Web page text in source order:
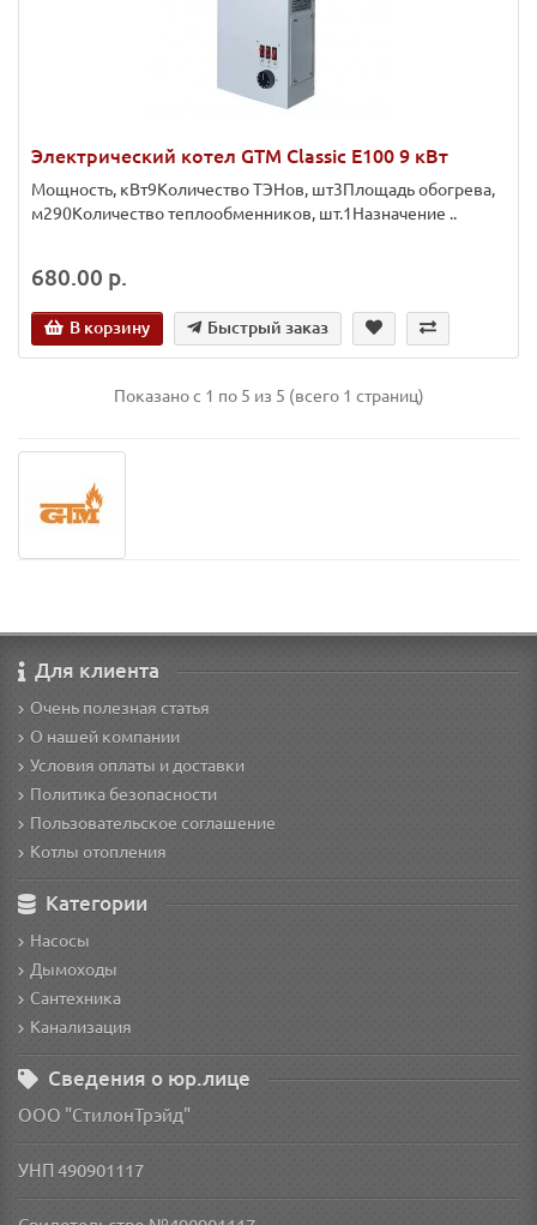
Электрический котел GTM Classic E100 9 кВт
Мощность, кВт9Количество ТЭНов, шт3Площадь обогрева,
м290Количество теплообменников, шт.1Назначение ..
680.00 р.
В корзину Быстрый заказ
Показано с 1 по 5 из 5 (всего 1 страниц)
Для клиента
Очень полезная статья
О нашей компании
Условия оплаты и доставки
Политика безопасности
Пользовательское соглашение
Котлы отопления
Категории
Насосы
Дымоходы
Сантехника
Канализация
Сведения о юр.лице
ООО "СтилонТрэйд"
УНП 490901117